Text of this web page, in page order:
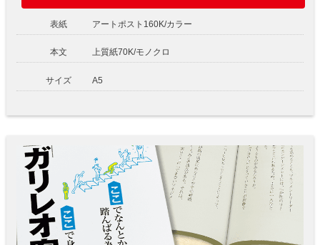
表紙 アートポスト160K/カラー
本文 上質紙70K/モノクロ
サイズ A5